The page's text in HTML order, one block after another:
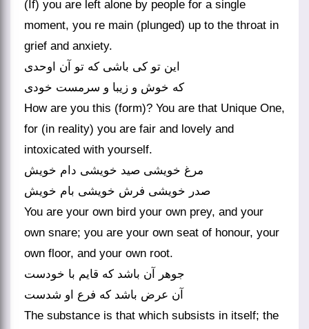
(If) you are left alone by people for a single
moment, you re main (plunged) up to the throat in
grief and anxiety.
این تو کی باشی که تو آن اوحدی
که خوش و زیبا و سرمست خودی
How are you this (form)? You are that Unique One,
for (in reality) you are fair and lovely and
intoxicated with yourself.
مرغ خویشی صید خویشی دام خویش
صدر خویشی فرش خویشی بام خویش
You are your own bird your own prey, and your
own snare; you are your own seat of honour, your
own floor, and your own root.
جوهر آن باشد که قایم با خودست
آن عرض باشد که فرع او شدست
The substance is that which subsists in itself; the